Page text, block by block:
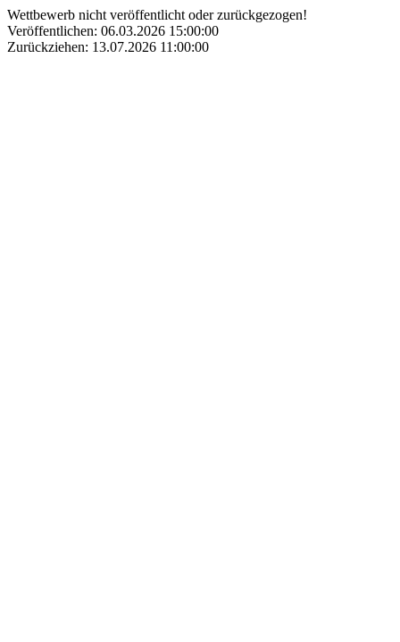
Wettbewerb nicht veröffentlicht oder zurückgezogen!
Veröffentlichen: 06.03.2026 15:00:00
Zurückziehen: 13.07.2026 11:00:00